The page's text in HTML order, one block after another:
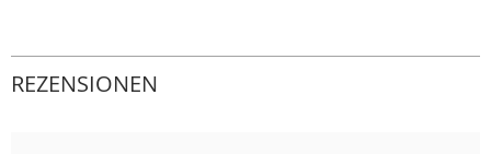
REZENSIONEN